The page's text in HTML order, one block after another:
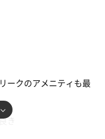
ークのアメニティも最